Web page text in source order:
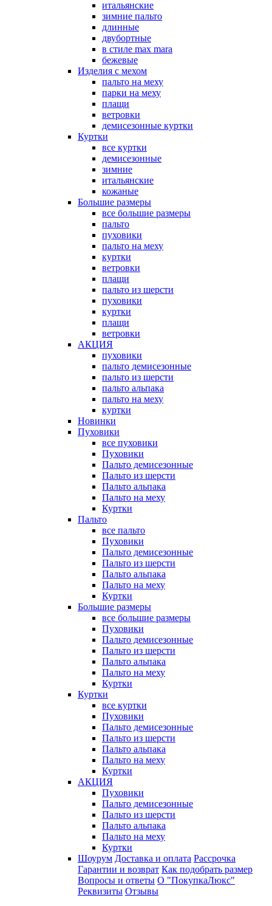
итальянские
зимние пальто
длинные
двубортные
в стиле max mara
бежевые
Изделия с мехом
пальто на меху
парки на меху
плащи
ветровки
демисезонные куртки
Куртки
все куртки
демисезонные
зимние
итальянские
кожаные
Большие размеры
все большие размеры
пальто
пуховики
пальто на меху
куртки
ветровки
плащи
пальто из шерсти
пуховики
куртки
плащи
ветровки
АКЦИЯ
пуховики
пальто демисезонные
пальто из шерсти
пальто альпака
пальто на меху
куртки
Новинки
Пуховики
все пуховики
Пуховики
Пальто демисезонные
Пальто из шерсти
Пальто альпака
Пальто на меху
Куртки
Пальто
все пальто
Пуховики
Пальто демисезонные
Пальто из шерсти
Пальто альпака
Пальто на меху
Куртки
Большие размеры
все большие размеры
Пуховики
Пальто демисезонные
Пальто из шерсти
Пальто альпака
Пальто на меху
Куртки
Куртки
все куртки
Пуховики
Пальто демисезонные
Пальто из шерсти
Пальто альпака
Пальто на меху
Куртки
АКЦИЯ
Пуховики
Пальто демисезонные
Пальто из шерсти
Пальто альпака
Пальто на меху
Куртки
Шоурум Доставка и оплата Рассрочка
Гарантии и возврат Как подобрать размер
Вопросы и ответы О "ПокупкаЛюкс"
Реквизиты Отзывы